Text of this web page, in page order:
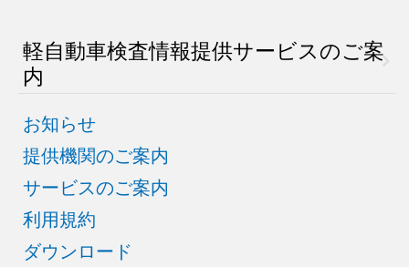
軽自動車検査情報提供サービスのご案
内
お知らせ
提供機関のご案内
サービスのご案内
利用規約
ダウンロード